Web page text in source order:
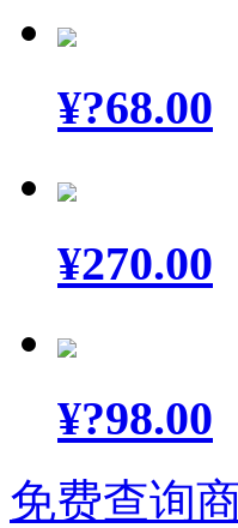
¥?68.00
¥270.00
¥?98.00
免费查询